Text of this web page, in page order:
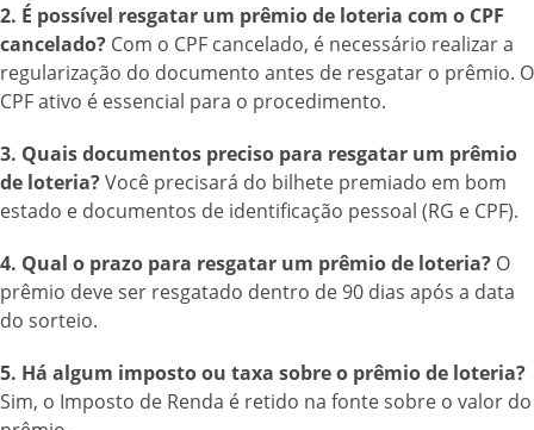
2. É possível resgatar um prêmio de loteria com o CPF
cancelado? Com o CPF cancelado, é necessário realizar a
regularização do documento antes de resgatar o prêmio. O
CPF ativo é essencial para o procedimento.
3. Quais documentos preciso para resgatar um prêmio
de loteria?Você precisará do bilhete premiado em bom
estado e documentos de identificação pessoal (RG e CPF).
4. Qual o prazo para resgatar um prêmio de loteria? O
prêmio deve ser resgatado dentro de 90 dias após a data
do sorteio.
5. Há algum imposto ou taxa sobre o prêmio de loteria?
Sim, o Imposto de Renda é retido na fonte sobre o valor do